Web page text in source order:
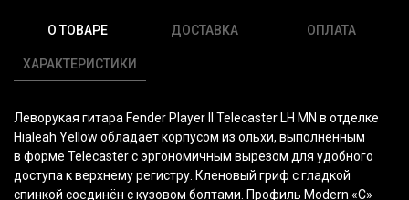
О ТОВАРЕ
ХАРАКТЕРИСТИКИ
ДОСТАВКА ОПЛАТА
Леворукая гитара Fender Player II Telecaster LH MN в отделке
Hialeah Yellow обладает корпусом из ольхи, выполненным
в форме Telecaster с эргономичным вырезом для удобного
доступа к верхнему регистру. Кленовый гриф с гладкой
спинкой соединён с кузовом болтами. Профиль Modern «C»